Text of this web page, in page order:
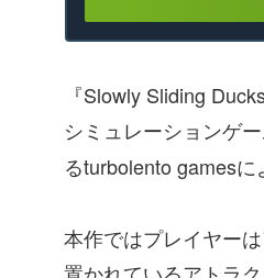
『Slowly Sliding
シミュレーションゲ
るturbolento gamesに
本作ではプレイヤー
置かれているアトラ